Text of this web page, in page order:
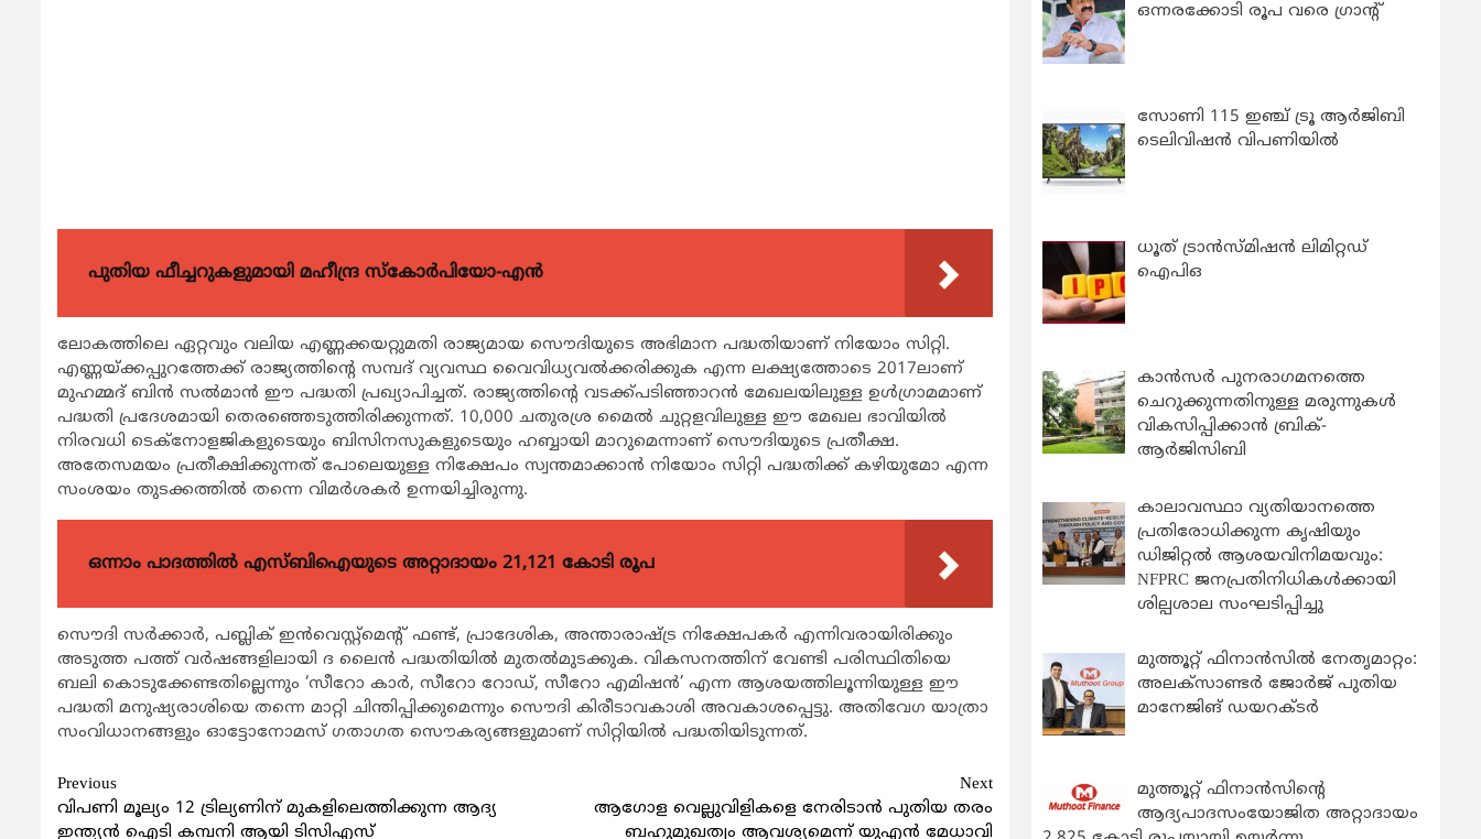
പുതിയ ഫീച്ചറുകളുമായി മഹീന്ദ്ര സ്കോർപിയോ-എൻ
ലോകത്തിലെ ഏറ്റവും വലിയ എണ്ണക്കയറ്റുമതി രാജ്യമായ സൌദിയുടെ അഭിമാന പദ്ധതിയാണ് നിയോം സിറ്റി.
എണ്ണയ്ക്കപ്പുറത്തേക്ക് രാജ്യത്തിന്റെ സമ്പദ് വ്യവസ്ഥ വൈവിധ്യവൽക്കരിക്കുക എന്ന ലക്ഷ്യത്തോടെ 2017ലാണ്
മുഹമ്മദ് ബിൻ സൽമാൻ ഈ പദ്ധതി പ്രഖ്യാപിച്ചത്. രാജ്യത്തിന്റെ വടക്ക്പടിഞ്ഞാറൻ മേഖലയിലുള്ള ഉൾഗ്രാമമാണ്
പദ്ധതി പ്രദേശമായി തെരഞ്ഞെടുത്തിരിക്കുന്നത്. 10,000 ചതുരശ്ര മൈൽ ചുറ്റളവിലുള്ള ഈ മേഖല ഭാവിയിൽ
നിരവധി ടെക്നോളജികളുടെയും ബിസിനസുകളുടെയും ഹബ്ബായി മാറുമെന്നാണ് സൌദിയുടെ പ്രതീക്ഷ.
അതേസമയം പ്രതീക്ഷിക്കുന്നത് പോലെയുള്ള നിക്ഷേപം സ്വന്തമാക്കാൻ നിയോം സിറ്റി പദ്ധതിക്ക് കഴിയുമോ എന്ന
സംശയം തുടക്കത്തിൽ തന്നെ വിമർശകർ ഉന്നയിച്ചിരുന്നു.
ഒന്നാം പാദത്തിൽ എസ്ബിഐയുടെ അറ്റാദായം 21,121 കോടി രൂപ
സൌദി സർക്കാർ, പബ്ലിക് ഇൻവെസ്റ്റ്മെന്റ് ഫണ്ട്, പ്രാദേശിക, അന്താരാഷ്ട്ര നിക്ഷേപകർ എന്നിവരായിരിക്കും
അടുത്ത പത്ത് വർഷങ്ങളിലായി ദ ലൈൻ പദ്ധതിയിൽ മുതൽമുടക്കുക. വികസനത്തിന് വേണ്ടി പരിസ്ഥിതിയെ
ബലി കൊടുക്കേണ്ടതില്ലെന്നും ‘സീറോ കാർ, സീറോ റോഡ്, സീറോ എമിഷൻ’ എന്ന ആശയത്തിലൂന്നിയുള്ള ഈ
പദ്ധതി മനുഷ്യരാശിയെ തന്നെ മാറ്റി ചിന്തിപ്പിക്കുമെന്നും സൌദി കിരീടാവകാശി അവകാശപ്പെട്ടു. അതിവേഗ യാത്രാ
സംവിധാനങ്ങളും ഓട്ടോനോമസ് ഗതാഗത സൌകര്യങ്ങളുമാണ് സിറ്റിയിൽ പദ്ധതിയിടുന്നത്.
Continue
Reading
Previous
വിപണി മൂല്യം 12 ട്രില്യണിന് മുകളിലെത്തിക്കുന്ന ആദ്യ
ഇന്ത്യന്‍ ഐടി കമ്പനി ആയി ടിസിഎസ്
Next
ആഗോള വെല്ലുവിളികളെ നേരിടാൻ പുതിയ തരം
ബഹുമുഖത്വം ആവശ്യമെന്ന് യുഎൻ മേധാവി
ഒന്നരക്കോടി രൂപ വരെ ഗ്രാന്റ്
സോണി 115 ഇഞ്ച് ട്രൂ ആർജിബി
ടെലിവിഷൻ വിപണിയിൽ
ധൂത് ട്രാൻസ്മിഷൻ ലിമിറ്റഡ്
ഐപിഒ
കാന്‍സര്‍ പുനരാഗമനത്തെ
ചെറുക്കുന്നതിനുള്ള മരുന്നുകള്‍
വികസിപ്പിക്കാന്‍ ബ്രിക്-
ആര്‍ജിസിബി
കാലാവസ്ഥാ വ്യതിയാനത്തെ
പ്രതിരോധിക്കുന്ന കൃഷിയും
ഡിജിറ്റൽ ആശയവിനിമയവും:
NFPRC ജനപ്രതിനിധികൾക്കായി
ശില്പശാല സംഘടിപ്പിച്ചു
മുത്തൂറ്റ് ഫിനാൻസിൽ നേതൃമാറ്റം:
അലക്സാണ്ടർ ജോർജ് പുതിയ
മാനേജിങ് ഡയറക്ടർ
മുത്തൂറ്റ് ഫിനാൻസിന്റെ
ആദ്യപാദസംയോജിത അറ്റാദായം